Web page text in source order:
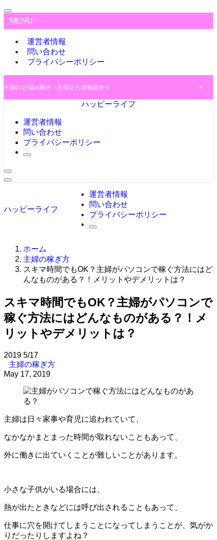
MENU
運営者情報
問い合わせ
プライバシーポリシー
主婦のお悩み解決！お役立ち情報総合サイト♪
ハッピーライフ
運営者情報
問い合わせ
プライバシーポリシー
ハッピーライフ
運営者情報
問い合わせ
プライバシーポリシー
ホーム
主婦の稼ぎ方
スキマ時間でもOK？主婦がパソコンで稼ぐ方法にはど
んなものがある？！メリットやデメリットは？
スキマ時間でもOK？主婦がパソコンで
稼ぐ方法にはどんなものがある？！メ
リットやデメリットは？
2019 5/17
主婦の稼ぎ方
May 17, 2019
主婦は日々家事や育児に追われていて、
なかなかまとまった時間が取れないこともあって、
外に働きに出ていくことが難しいことがあります。
小さな子供がいる場合には、
熱が出たときなどには呼び出されることもあって、
仕事に穴を開けてしまうことになってしまうことが、気がか
りだったりしますよね？